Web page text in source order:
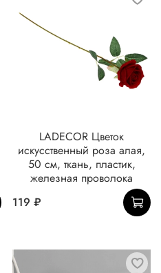
LADECOR Цветок
искусственный роза алая,
50 см, ткань, пластик,
железная проволока
119 ₽